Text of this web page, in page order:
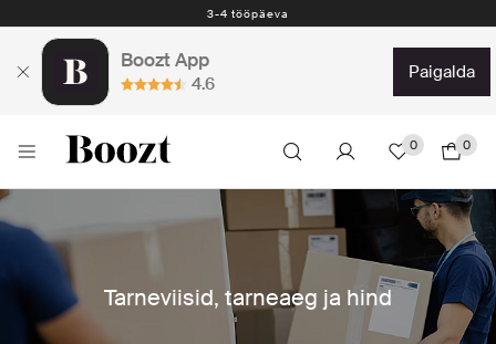
3-4 tööpäeva
Boozt App
4.6
paigalda
0 0
Tarneviisid, tarneaeg ja hind